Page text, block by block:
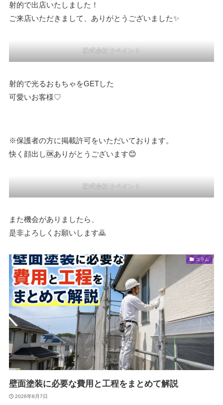
射的で出店いたしました！
ご来店いただきまして、ありがとうございました✨
株式会社リペイント
射的で光るおもちゃをGETした
可愛いお客様♡
※保護者の方に掲載許可をいただいております。
快く顔出し🆗ありがとうございます😊
株式会社リペイント
また機会がありましたら、
是非よろしくお願いします🙇
コラム
壁面塗装に必要な費用と工程をまとめて解説
2026年8月7日